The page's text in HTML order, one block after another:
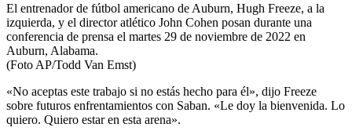
El entrenador de fútbol americano de Auburn, Hugh Freeze, a la
izquierda, y el director atlético John Cohen posan durante una
conferencia de prensa el martes 29 de noviembre de 2022 en
Auburn, Alabama.
(Foto AP/Todd Van Emst)
«No aceptas este trabajo si no estás hecho para él», dijo Freeze
sobre futuros enfrentamientos con Saban. «Le doy la bienvenida. Lo
quiero. Quiero estar en esta arena».